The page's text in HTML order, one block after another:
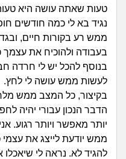
טעות שאתה עושה היא
נגיד בא לי כמה חודשים
ממש רע בקורות חיים,
בעבודה ולהוכיח את עצמך
בנוסף להכל יש לי חרדה
לעשות ממש עושה לי לחץ.
בקיצור, כל המצב ממש
הדבר הנכון עבורי יהיה
יותר מאפשר ויותר רגוע.
ממש יודעת לייצג את
להגיד לא. נראה לי שיאכלו